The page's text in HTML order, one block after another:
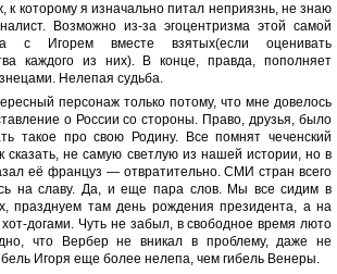
к которому я изначально питал неприязнь, не знаю
Возможно из-за эгоцентризма этой самой
с Игорем вместе взятых(если оценивать
каждого из них). В конце, правда, пополняет
Нелепая судьба.
персонаж только потому, что мне довелось
о России со стороны. Право, друзья, было
такое про свою Родину. Все помнят чеченский
сказать, не самую светлую из нашей истории, но в
её француз — отвратительно. СМИ стран всего
на славу. Да, и еще пара слов. Мы все сидим в
празднуем там день рождения президента, а на
хот-догами. Чуть не забыл, в свободное время люто
что Вербер не вникал в проблему, даже не
Игоря еще более нелепа, чем гибель Венеры.